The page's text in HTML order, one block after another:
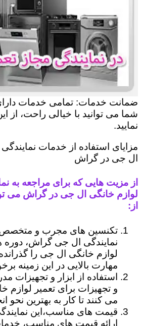
ضمانت خدمات: تمامی خدمات
شما می توانید با خیالی راحت، از
نمایید.
مزایای استفاده از خدمات
ال جی در گراش
از مزیت هایی که برای مراجعه به
لوازم خانگی ال جی در گراش می
از:
تکنسین های مجرب و
نمایندگی ال جی گراش،
لوازم خانگی ال جی را گذرانده
مهارت بالایی در این زمینه
استفاده از ابزار و تجهیزات
و تجهیزات برای تعمیر لوازم
می کنند تا کار به بهترین نحو
قیمت های مناسب،این
ارائه قیمت های مناسب،